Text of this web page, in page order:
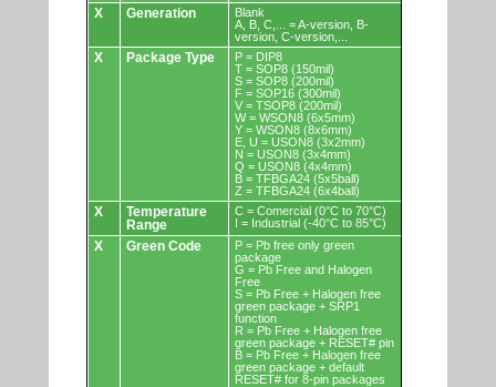
X Generation
Blank
A, B, C,... = A-version, B-
version, C-version,...
X Package Type
P = DIP8
T = SOP8 (150mil)
S = SOP8 (200mil)
F = SOP16 (300mil)
V = TSOP8 (200mil)
W = WSON8 (6x5mm)
Y = WSON8 (8x6mm)
E, U = USON8 (3x2mm)
N = USON8 (3x4mm)
Q = USON8 (4x4mm)
B = TFBGA24 (5x5ball)
Z = TFBGA24 (6x4ball)
X
Temperature
Range
C = Comercial (0°C to 70°C)
I = Industrial (-40°C to 85°C)
X Green Code
P = Pb free only green
package
G = Pb Free and Halogen
Free
S = Pb Free + Halogen free
green package + SRP1
function
R = Pb Free + Halogen free
green package + RESET# pin
B = Pb Free + Halogen free
green package + default
RESET# for 8-pin packages